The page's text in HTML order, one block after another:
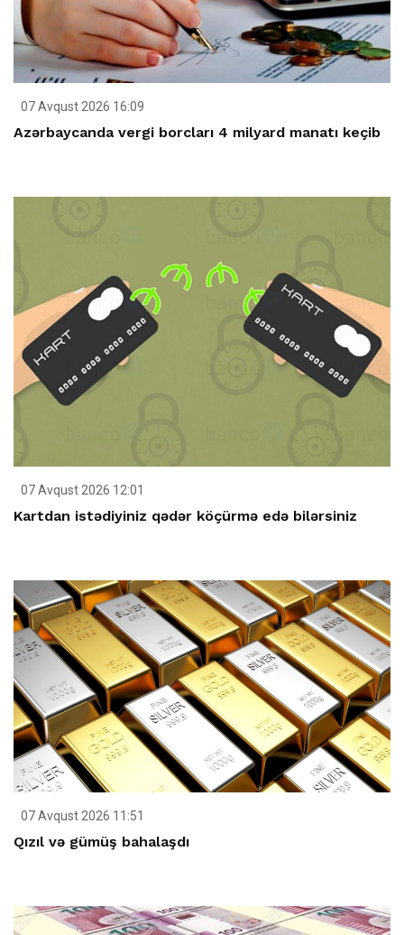
07 Avqust 2026 16:09
Azərbaycanda vergi borcları 4 milyard manatı keçib
07 Avqust 2026 12:01
Kartdan istədiyiniz qədər köçürmə edə bilərsiniz
07 Avqust 2026 11:51
Qızıl və gümüş bahalaşdı